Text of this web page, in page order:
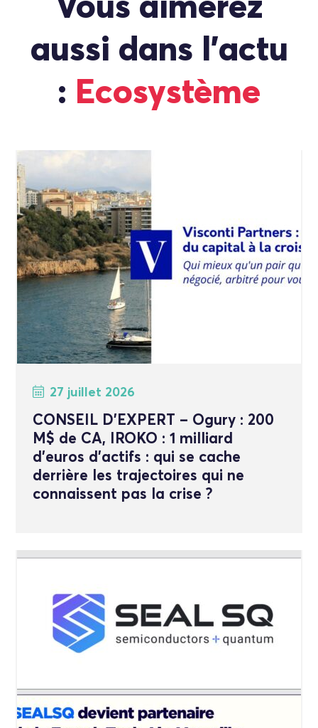
Vous aimerez
aussi dans l'actu
: Ecosystème
27 juillet 2026
CONSEIL D’EXPERT – Ogury : 200
M$ de CA, IROKO : 1 milliard
d’euros d’actifs : qui se cache
derrière les trajectoires qui ne
connaissent pas la crise ?